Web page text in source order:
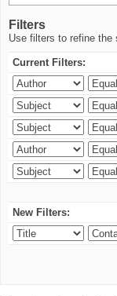
Filters
Use filters to refine the
Current Filters:
New Filters: